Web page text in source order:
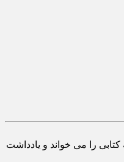
را می خواند و یادداشت